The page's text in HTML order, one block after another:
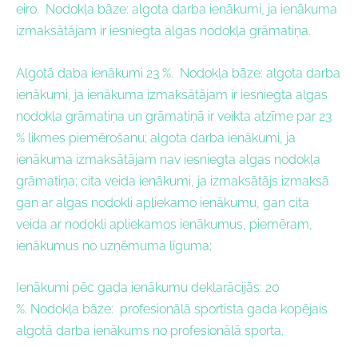
eiro. Nodokļa bāze: algota darba ienākumi, ja ienākuma
izmaksātājam ir iesniegta algas nodokļa grāmatiņa.
Algotā daba ienākumi 23 %. Nodokļa bāze: algota darba
ienākumi, ja ienākuma izmaksātājam ir iesniegta algas
nodokļa grāmatiņa un grāmatiņā ir veikta atzīme par 23
% likmes piemērošanu; algota darba ienākumi, ja
ienākuma izmaksātājam nav iesniegta algas nodokļa
grāmatiņa; cita veida ienākumi, ja izmaksātājs izmaksā
gan ar algas nodokli apliekamo ienākumu, gan cita
veida ar nodokli apliekamos ienākumus, piemēram,
ienākumus no uzņēmuma līguma;
Ienākumi pēc gada ienākumu deklarācijās: 20
%. Nodokļa bāze: profesionālā sportista gada kopējais
algotā darba ienākums no profesionālā sporta.